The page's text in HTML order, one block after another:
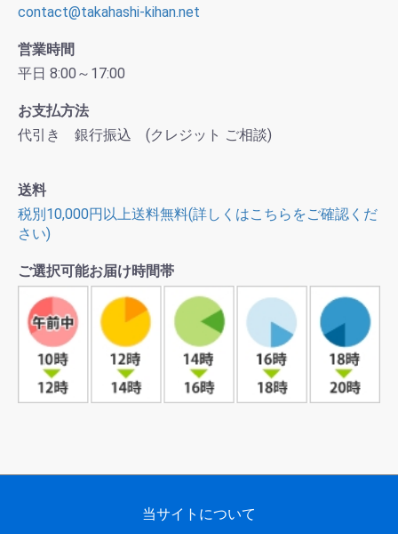
contact@takahashi-kihan.net
営業時間
平日 8:00～17:00
お支払方法
代引き 銀行振込 (クレジット ご相談)
送料
税別10,000円以上送料無料(詳しくはこちらをご確認くだ
さい)
ご選択可能お届け時間帯
当サイトについて